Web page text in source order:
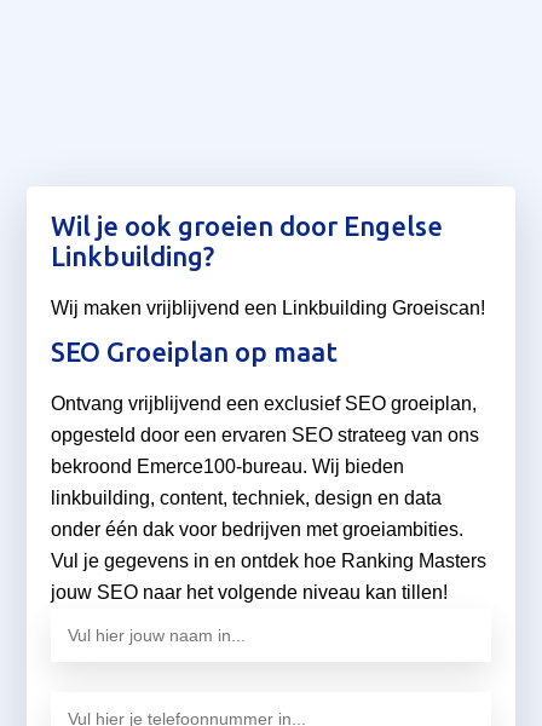
Wil je ook groeien door Engelse
Linkbuilding?
Wij maken vrijblijvend een Linkbuilding Groeiscan!
SEO Groeiplan op maat
Ontvang vrijblijvend een exclusief SEO groeiplan,
opgesteld door een ervaren SEO strateeg van ons
bekroond Emerce100-bureau. Wij bieden
linkbuilding, content, techniek, design en data
onder één dak voor bedrijven met groeiambities.
Vul je gegevens in en ontdek hoe Ranking Masters
jouw SEO naar het volgende niveau kan tillen!